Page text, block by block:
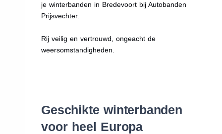
je winterbanden in Bredevoort bij Autobanden
Prijsvechter.
Rij veilig en vertrouwd, ongeacht de
weersomstandigheden.
Geschikte winterbanden
voor heel Europa